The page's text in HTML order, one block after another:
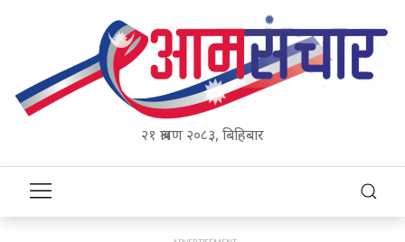
२१ श्रावण २०८३, बिहिबार